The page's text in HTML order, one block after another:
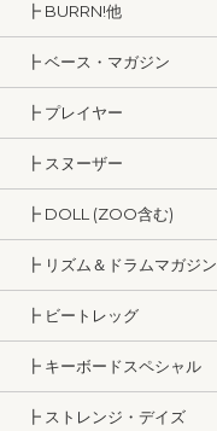
┣ BURRN!他
┣ ベース・マガジン
┣ プレイヤー
┣ スヌーザー
┣ DOLL (ZOO含む)
┣ リズム＆ドラムマガジン
┣ ビートレッグ
┣ キーボードスペシャル
┣ ストレンジ・デイズ